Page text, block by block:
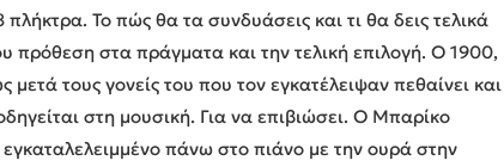
πλήκτρα. Το πώς θα τα συνδυάσεις και τι θα δεις τελικά
πρόθεση στα πράγματα και την τελική επιλογή. Ο 1900,
τους γονείς του που τον εγκατέλειψαν πεθαίνει και
στη μουσική. Για να επιβιώσει. Ο Μπαρίκο
πάνω στο πιάνο με την ουρά στην